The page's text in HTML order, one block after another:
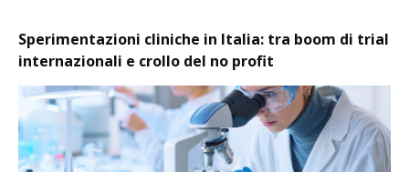
Sperimentazioni cliniche in Italia: tra boom di trial
internazionali e crollo del no profit